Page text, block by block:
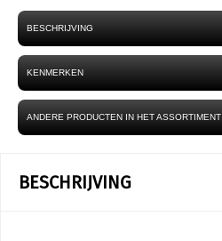
BESCHRIJVING
KENMERKEN
ANDERE PRODUCTEN IN HET ASSORTIMENT
BESCHRIJVING